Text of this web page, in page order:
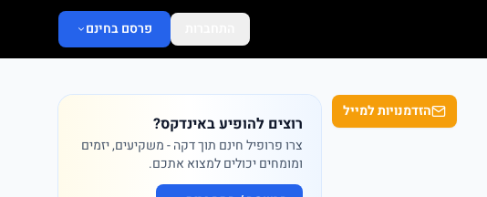
פרסם בחינם
הזדמנויות למייל
רוצים להופיע באינדקס?
צרו פרופיל חינם תוך דקה - משקיעים, יזמים
ומומחים יכולים למצוא אתכם.